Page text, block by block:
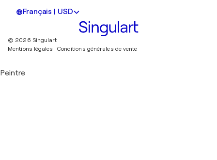
Français | USD
© 2026 Singulart
Mentions légales. Conditions générales de vente
Peintre